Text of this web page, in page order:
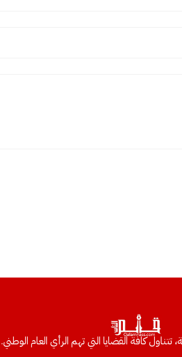
كافة القضايا التي تهم الرأي العام الوطني.